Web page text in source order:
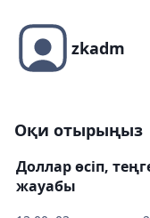
zkadm
Оқи отырыңыз
Доллар өсіп,
жауабы